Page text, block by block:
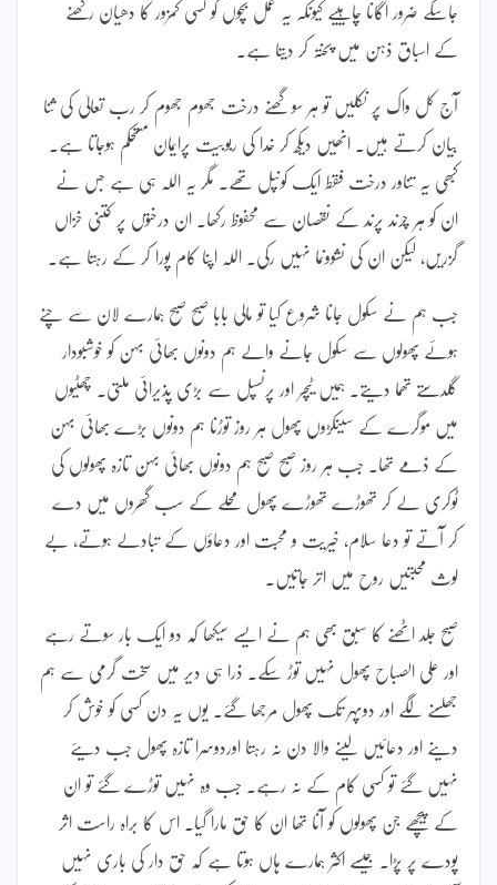
جاسکے ضرور اگانا چاہییے کیونکہ یہ عمل بچوں کو کسی کمزور کا دھیان رکھنے
کے اسباق ذہن میں پختہ کر دیتا ہے۔
آج کل واک پر نکلیں تو ہر سو گھنے درخت جھوم جھوم کر رب تعالیٰ کی ثنا
بیان کرتے ہیں۔ انھیں دیکھ کر خدا کی ربوبیت پرایمان مستحکم ہوجاتا ہے۔
کبھی یہ تناور درخت فقط ایک کونپل تھے۔ مگر یہ اللہ ہی ہے جس نے
ان کو ہر چرند پرند کے نقصان سے محفوظ رکھا۔ ان درختوں پر کتنی خزاں
گزریں، لیکن ان کی نشوونما نہیں رکی۔ اللہ اپنا کام پورا کر کے رہتا ہے۔
جب ہم نے سکول جانا شروع کیا تو مالی بابا صبح صبح ہمارے لان سے چنے
ہوئے پھولوں سے سکول جانے والے ہم دونوں بھائی بہن کو خوشبودار
گلدستے تھما دیتے۔ ہمیں ٹیچر اور پرنسپل سے بڑی پذیرائی ملتی۔ چھٹیوں
میں موگرے کے سینکڑوں پھول ہر روز توڑنا ہم دونوں بڑے بھائی بہن
کے ذمے تھا۔ جب ہر روز صبح صبح ہم دونوں بھائی بہن تازہ پھولوں کی
ٹوکری لے کر تھوڑے تھوڑے پھول محلے کے سب گھروں میں دے
کر آتے تو دعا سلام، خیریت و محبت اور دعاؤں کے تبادلے ہوتے، بے
لوث محبتیں روح میں اتر جاتیں۔
صبح جلد اٹھنے کا سبق بھی ہم نے ایسے سیکھا کہ دو ایک بار سوتے رہے
اور علی الصباح پھول نہیں توڑ سکے۔ ذرا ہی دیر میں سخت گرمی سے ہم
جھلسنے لگے اور دوپہر تک پھول مرجھا گئے۔ یوں یہ دن کسی کو خوش کر
دینے اور دعائیں لینے والا دن نہ رہتا اوردوسرا تازہ پھول جب دیئے
نہیں گئے تو کسی کام کے نہ رہے۔ جب وہ نہیں توڑے گئے تو ان
کے پیچھے جن پھولوں کو آنا تھا ان کا حق مارا گیا۔ اس کا براہ راست اثر
پودے پر پڑا۔ جیسے اکثر ہمارے ہاں ہوتا ہے کہ حق دار کی باری نہیں